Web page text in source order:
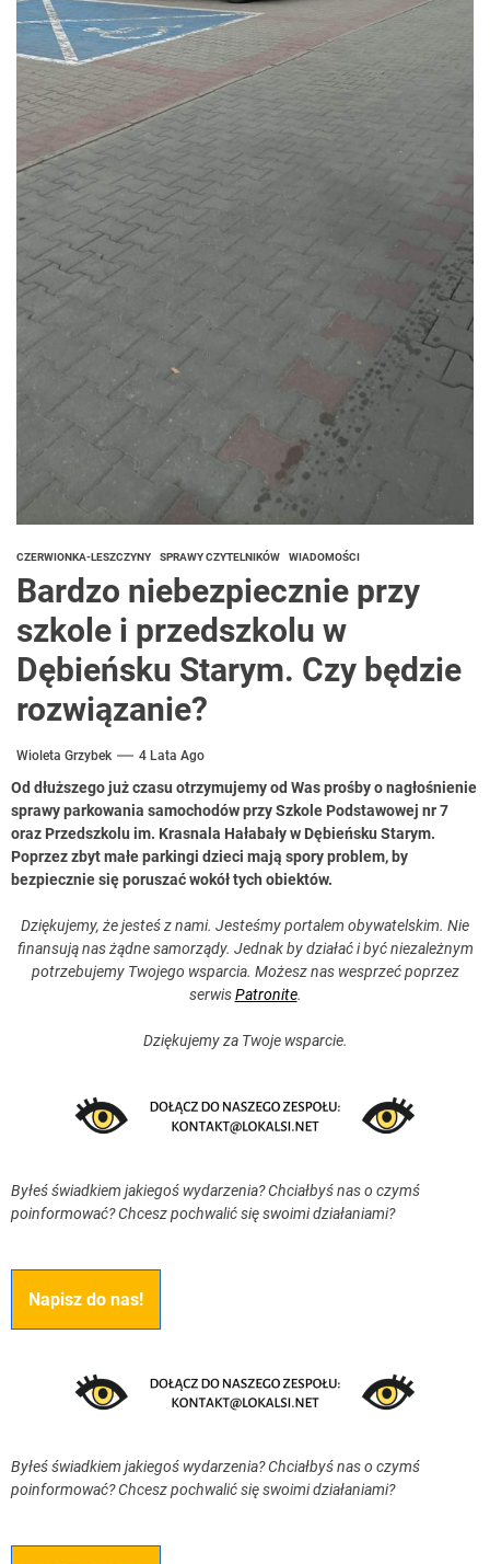
CZERWIONKA-LESZCZYNY SPRAWY CZYTELNIKÓW WIADOMOŚCI
Bardzo niebezpiecznie przy
szkole i przedszkolu w
Dębieńsku Starym. Czy będzie
rozwiązanie?
Wioleta Grzybek 4 Lata Ago
Od dłuższego już czasu otrzymujemy od Was prośby o nagłośnienie
sprawy parkowania samochodów przy Szkole Podstawowej nr 7
oraz Przedszkolu im. Krasnala Hałabały w Dębieńsku Starym.
Poprzez zbyt małe parkingi dzieci mają spory problem, by
bezpiecznie się poruszać wokół tych obiektów.
Dziękujemy, że jesteś z nami. Jesteśmy portalem obywatelskim. Nie
finansują nas żądne samorządy. Jednak by działać i być niezależnym
potrzebujemy Twojego wsparcia. Możesz nas wesprzeć poprzez
serwisPatronite.
Dziękujemy za Twoje wsparcie.
Byłeś świadkiem jakiegoś wydarzenia? Chciałbyś nas o czymś
poinformować? Chcesz pochwalić się swoimi działaniami?
Napisz do nas!
Byłeś świadkiem jakiegoś wydarzenia? Chciałbyś nas o czymś
poinformować? Chcesz pochwalić się swoimi działaniami?